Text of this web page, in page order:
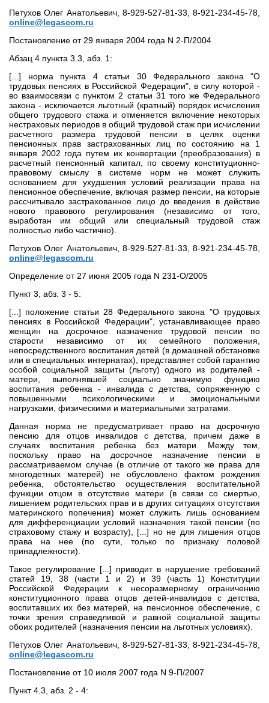
Петухов Олег Анатольевич, 8-929-527-81-33, 8-921-234-45-78,
online@legascom.ru
Постановление от 29 января 2004 года N 2-П/2004
Абзац 4 пункта 3.3, абз. 1:
[...] норма пункта 4 статьи 30 Федерального закона "О
трудовых пенсиях в Российской Федерации", в силу которой -
во взаимосвязи с пунктом 2 статьи 31 того же Федерального
закона - исключается льготный (кратный) порядок исчисления
общего трудового стажа и отменяется включение некоторых
нестраховых периодов в общий трудовой стаж при исчислении
расчетного размера трудовой пенсии в целях оценки
пенсионных прав застрахованных лиц по состоянию на 1
января 2002 года путем их конвертации (преобразования) в
расчетный пенсионный капитал, по своему конституционно-
правовому смыслу в системе норм не может служить
основанием для ухудшения условий реализации права на
пенсионное обеспечение, включая размер пенсии, на которые
рассчитывало застрахованное лицо до введения в действие
нового правового регулирования (независимо от того,
выработан им общий или специальный трудовой стаж
полностью либо частично).
Петухов Олег Анатольевич, 8-929-527-81-33, 8-921-234-45-78,
online@legascom.ru
Определение от 27 июня 2005 года N 231-О/2005
Пункт 3, абз. 3 - 5:
[...] положение статьи 28 Федерального закона "О трудовых
пенсиях в Российской Федерации", устанавливающее право
женщин на досрочное назначение трудовой пенсии по
старости независимо от их семейного положения,
непосредственного воспитания детей (в домашней обстановке
или в специальных интернатах), представляет собой гарантию
особой социальной защиты (льготу) одного из родителей -
матери, выполнявшей социально значимую функцию
воспитания ребенка - инвалида с детства, сопряженную с
повышенными психологическими и эмоциональными
нагрузками, физическими и материальными затратами.
Данная норма не предусматривает право на досрочную
пенсию для отцов инвалидов с детства, причем даже в
случаях воспитания ребенка без матери. Между тем,
поскольку право на досрочное назначение пенсии в
рассматриваемом случае (в отличие от такого же права для
многодетных матерей) не обусловлено фактом рождения
ребенка, обстоятельство осуществления воспитательной
функции отцом в отсутствие матери (в связи со смертью,
лишением родительских прав и в других ситуациях отсутствия
материнского попечения) может служить лишь основанием
для дифференциации условий назначения такой пенсии (по
страховому стажу и возрасту), [...] но не для лишения отцов
права на нее (по сути, только по признаку половой
принадлежности).
Такое регулирование [...] приводит в нарушение требований
статей 19, 38 (части 1 и 2) и 39 (часть 1) Конституции
Российской Федерации к несоразмерному ограничению
конституционного права отцов детей-инвалидов с детства,
воспитавших их без матерей, на пенсионное обеспечение, с
точки зрения справедливой и равной социальной защиты
обоих родителей (назначения пенсии на льготных условиях).
Петухов Олег Анатольевич, 8-929-527-81-33, 8-921-234-45-78,
online@legascom.ru
Постановление от 10 июля 2007 года N 9-П/2007
Пункт 4.3, абз. 2 - 4: